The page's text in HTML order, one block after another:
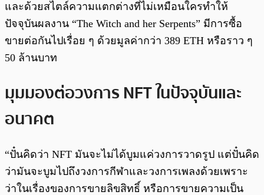
และด้วยสไตล์ความแตกต่างที่ไม่เหมือนใครทำให้
ปัจจุบันผลงาน “The Witch and her Serpents” มีการซื้อ
ขายต่อกันไปเรื่อย ๆ ด้วยมูลค่ากว่า 389 ETH หรือราว ๆ
50 ล้านบาท
มุมมองต่อวงการ NFT ในปัจจุบันและ
อนาคต
“ปั๋นคิดว่า NFT มันจะไม่ได้บูมแค่วงการวาดรูป แต่ปั๋นคิด
ว่ามันจะบูมไปถึงวงการกีฬาและวงการเพลงด้วยเพราะ
ว่าในเรื่องของการขายลิขสิทธิ์ หรือการขายความเป็น